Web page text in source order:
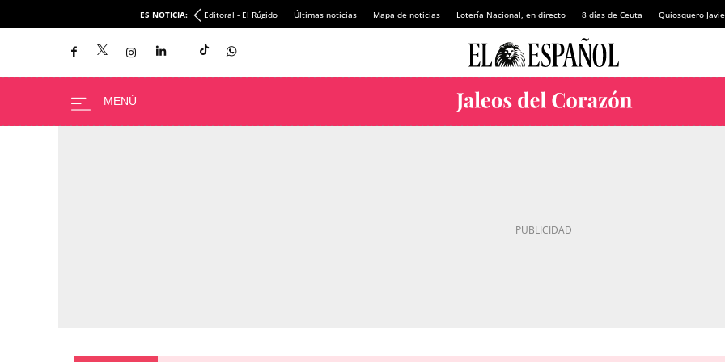
ES NOTICIA: Editoral - El Rúgido Últimas noticias Mapa de noticias Lotería Nacional, en directo 8 días de Ceuta Quiosquero